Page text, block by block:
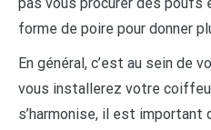
forme de poire pour donner
En général, c’est au sein de
vous installerez votre
s’harmonise, il est important